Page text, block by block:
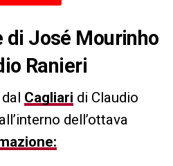
di José Mourinho
Ranieri
Cagliari di Claudio
dell’ottava